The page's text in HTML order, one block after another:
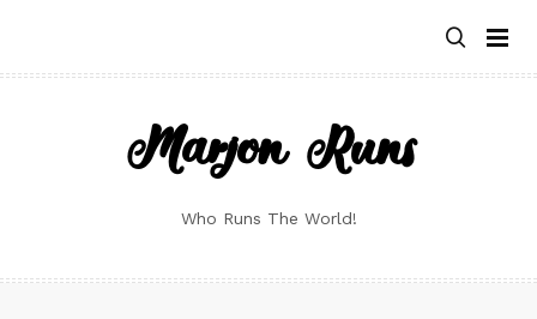
content
Marjon Runs
Who Runs The World!